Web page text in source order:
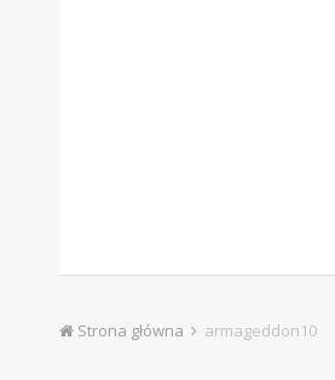
Strona główna armageddon10